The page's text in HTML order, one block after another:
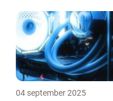
04 september 2025